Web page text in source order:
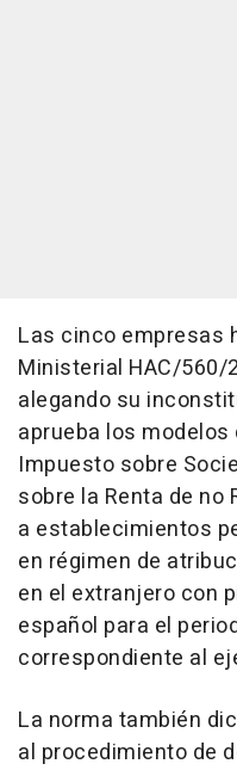
Las cinco empresas
Ministerial HAC/560/
alegando su
aprueba los
Impuesto sobre
sobre la Renta de
a establecimientos
en régimen de
en el extranjero con
español para el
correspondiente al
La norma también
al procedimiento de